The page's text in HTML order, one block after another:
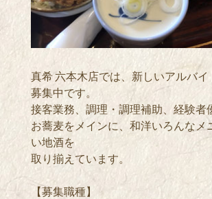
真希 六本木店では、新しいアルバ
募集中です。
接客業務、調理・調理補助、経験者
お蕎麦をメインに、和洋いろんなメ
い地酒を
取り揃えています。
【募集職種】